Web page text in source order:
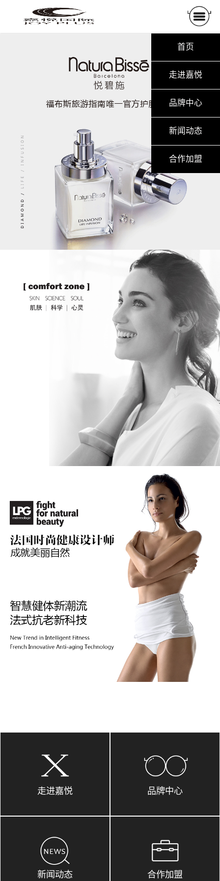
首页
走进嘉悦
品牌中心
新闻动态
合作加盟
走进嘉悦 品牌中心
新闻动态 合作加盟